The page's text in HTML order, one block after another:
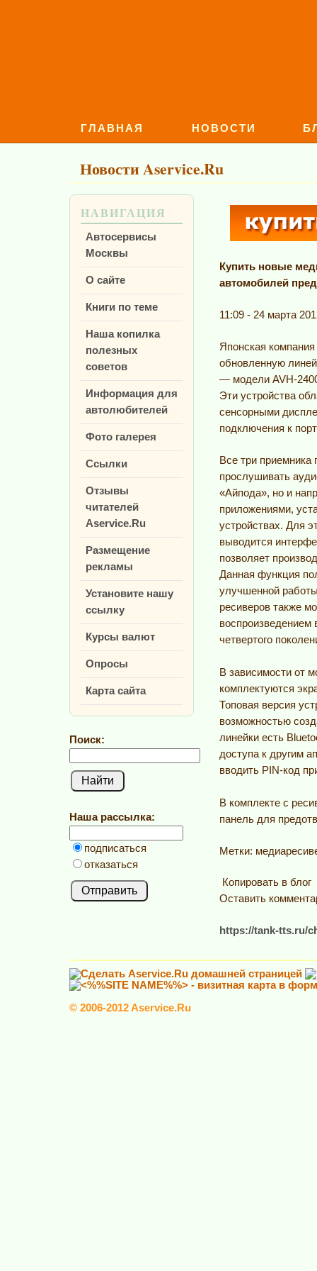
ГЛАВНАЯ НОВОСТИ
Новости Aservice.Ru
НАВИГАЦИЯ
Автосервисы
Москвы
О сайте
Книги по теме
Наша копилка
полезных
советов
Информация для
автолюбителей
Фото галерея
Ссылки
Отзывы
читателей
Aservice.Ru
Размещение
рекламы
Установите нашу
ссылку
Курсы валют
Опросы
Карта сайта
Поиск:
Наша рассылка:
подписаться
отказаться
Купить новые
автомобилей
11:09 - 24 марта
Японская
обновленную
— модели AVH-
Эти устройства
сенсорными
подключения к
Все три приемника
прослушивать
«Айпода», но и
приложениями,
устройствах. Для
выводится
позволяет
Данная функция
улучшенной
ресиверов также
четвертого
В зависимости от
комплектуются
Топовая версия
возможностью
линейки есть
доступа к другим
вводить PIN-код
В комплекте с
панель для
Метки:
Копировать в блог
Оставить
https://tank-tts.ru/
© 2006-2012 Aservice.Ru